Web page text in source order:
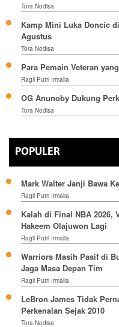
Tora Nodisa
Kamp Mini Luka Doncic
Agustus
Tora Nodisa
Para Pemain Veteran
Ragil Putri Irmalia
OG Anunoby Dukung
Tora Nodisa
POPULER
Mark Walter Janji Bawa
Ragil Putri Irmalia
Kalah di Final NBA 2026,
Hakeem Olajuwon Lagi
Ragil Putri Irmalia
Warriors Masih Pasif di
Jaga Masa Depan Tim
Ragil Putri Irmalia
LeBron James Tidak
Perkenalan Sejak 2010
Tora Nodisa